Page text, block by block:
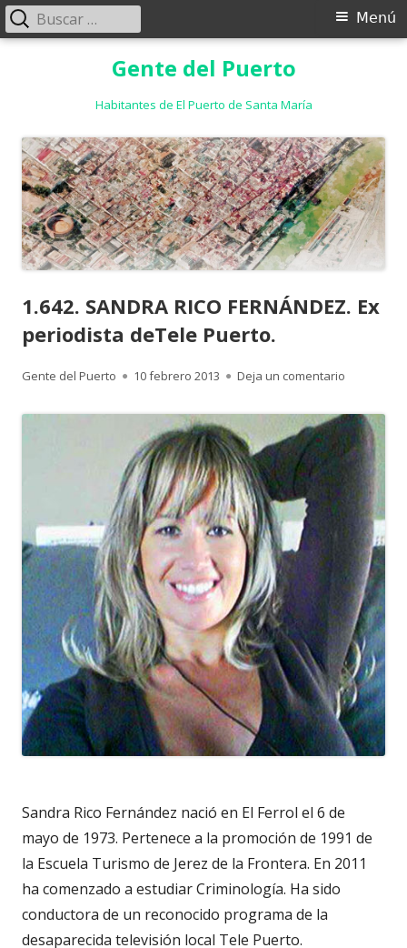
Gente del Puerto
Habitantes de El Puerto de Santa María
Menú
Menú
Buscar:
1.642. SANDRA RICO FERNÁNDEZ. Ex
periodista deTele Puerto.
Autor
Gente del Puerto
Publicado
10 febrero 2013 Deja un comentario
Sandra Rico Fernández nació en El Ferrol el 6 de
mayo de 1973. Pertenece a la promoción de 1991 de
la Escuela Turismo de Jerez de la Frontera. En 2011
ha comenzado a estudiar Criminología. Ha sido
conductora de un reconocido programa de la
desaparecida televisión local Tele Puerto.